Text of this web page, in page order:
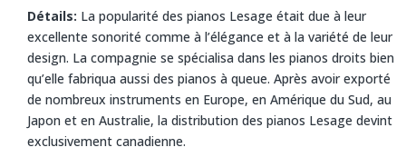
Détails: La popularité des pianos Lesage était due à leur
excellente sonorité comme à l’élégance et à la variété de leur
design. La compagnie se spécialisa dans les pianos droits bien
qu’elle fabriqua aussi des pianos à queue. Après avoir exporté
de nombreux instruments en Europe, en Amérique du Sud, au
Japon et en Australie, la distribution des pianos Lesage devint
exclusivement canadienne.